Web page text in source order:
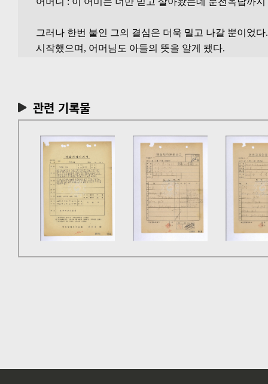
그러나 한번 붙인 그의 결심은 더욱 밀고 나갈 뿐이었
시작했으며, 어머님도 아들의 뜻을 알게 됐다.
(00:04:23)금년에는 3,000개나 더 많은 사과가 매달렸
수가 늘어난 것이다. 여기에 따라 그는 능금조합을 조
(00:05:26)그는 수입이 생기는 대로 농업협동조합에
확보하고 비료나 농약을 필요로 할 때에는 언제든지
(00:07:09)요즈음에 와서 연간 200여만 원의 순수입을
(가르쳐)줘야 한다고 말했다. 돈을 많이 들여서 농사
관련 기록물